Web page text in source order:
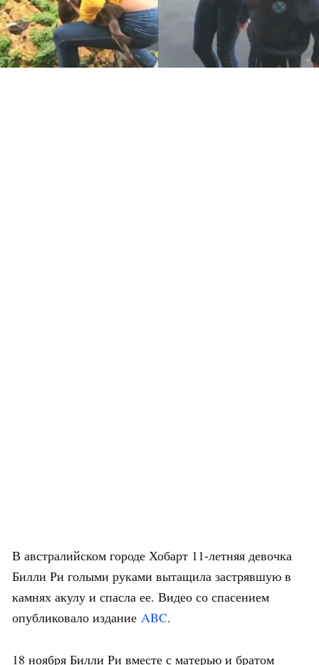
В австралийском городе Хобарт 11-летняя девочка
Билли Ри голыми руками вытащила застрявшую в
камнях акулу и спасла ее. Видео со спасением
опубликовало издание ABC.
18 ноября Билли Ри вместе с матерью и братом